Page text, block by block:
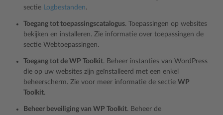
sectie Logbestanden.
Toegang tot toepassingscatalogus. Toepassingen op websites
bekijken en installeren. Zie informatie over toepassingen de
sectie Webtoepassingen.
Toegang tot de WP Toolkit. Beheer instanties van WordPress
die op uw websites zijn geïnstalleerd met een enkel
beheerscherm. Zie voor meer informatie de sectie WP
Toolkit.
Beheer beveiliging van WP Toolkit. Beheer de